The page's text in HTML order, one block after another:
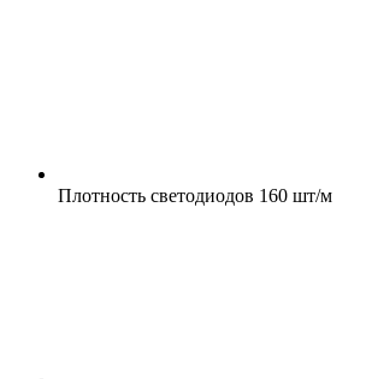
Плотность светодиодов 160 шт/м